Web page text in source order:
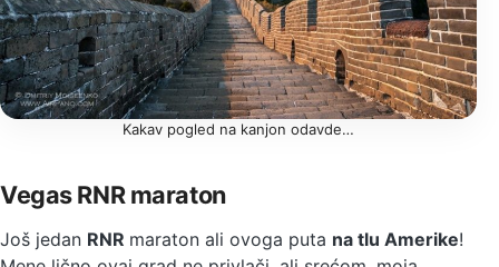
Kakav pogled na kanjon odavde…
Vegas RNR maraton
Još jedan RNR maraton ali ovoga puta na tlu Amerike!